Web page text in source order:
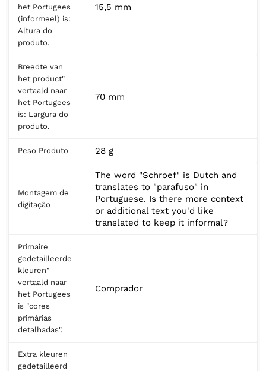
het Portugees
(informeel) is:
Altura do
produto.
15,5 mm
Breedte van
het product"
vertaald naar
het Portugees
is: Largura do
produto.
70 mm
Peso Produto 28 g
Montagem de
digitação
The word "Schroef" is Dutch and
translates to "parafuso" in
Portuguese. Is there more context
or additional text you'd like
translated to keep it informal?
Primaire
gedetailleerde
kleuren"
vertaald naar
het Portugees
is "cores
primárias
detalhadas".
Comprador
Extra kleuren
gedetailleerd